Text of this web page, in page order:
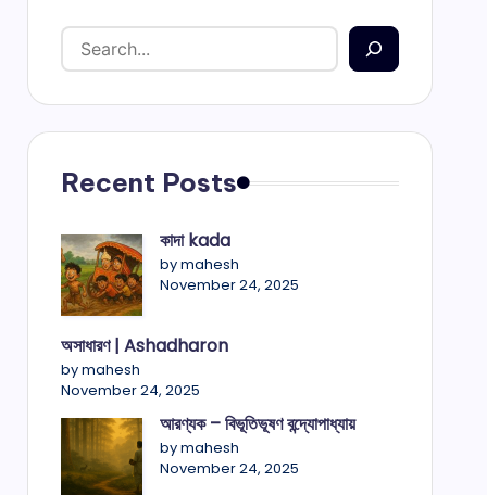
Recent Posts
কাদা kada
by mahesh
November 24, 2025
অসাধারণ | Ashadharon
by mahesh
November 24, 2025
আরণ্যক – বিভূতিভূষণ বন্দ্যোপাধ্যায়
by mahesh
November 24, 2025